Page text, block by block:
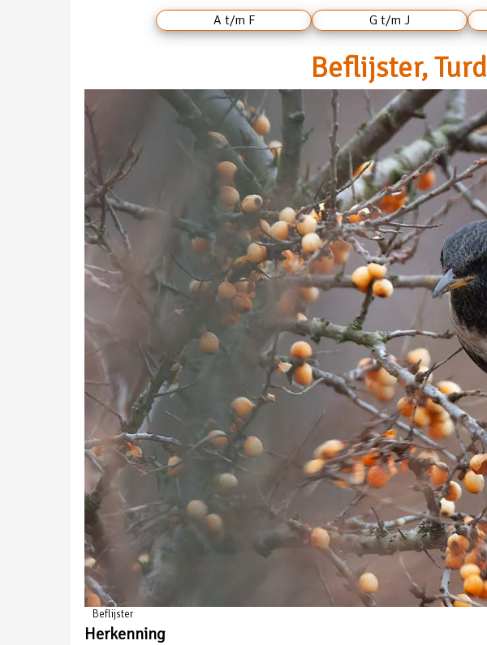
A t/m F G t/m J
Beflijster,
Beflijster
Herkenning